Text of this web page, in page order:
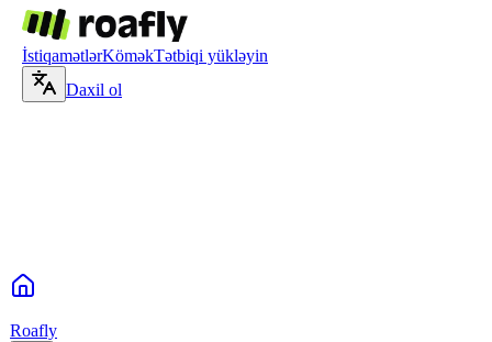
İstiqamətlərKöməkTətbiqi yükləyin
Daxil ol
Roafly